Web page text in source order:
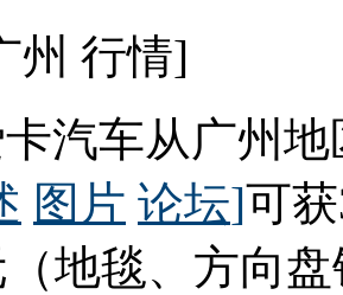
州 行情]
汽车从广州地
图片 论坛]可
（地毯、方向